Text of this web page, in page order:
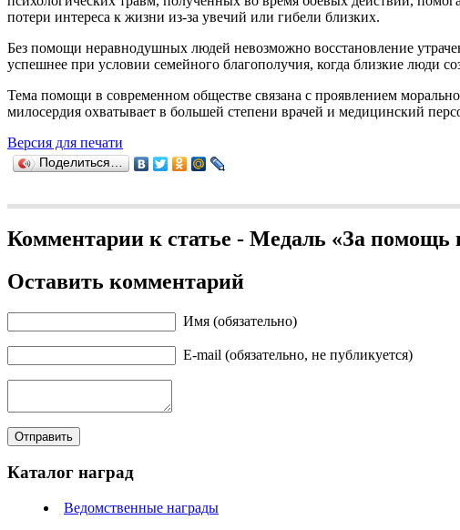
потери интереса к жизни из-за увечий или гибели близких.
Без помощи неравнодушных людей невозможно восстановление
успешнее при условии семейного благополучия, когда близкие люди
Тема помощи в современном обществе связана с проявлением
милосердия охватывает в большей степени врачей и медицинский
Версия для печати
Поделиться…
Комментарии к статье - Медаль «За помощь
Оставить комментарий
Имя (обязательно)
E-mail (обязательно, не публикуется)
Каталог наград
Ведомственные награды